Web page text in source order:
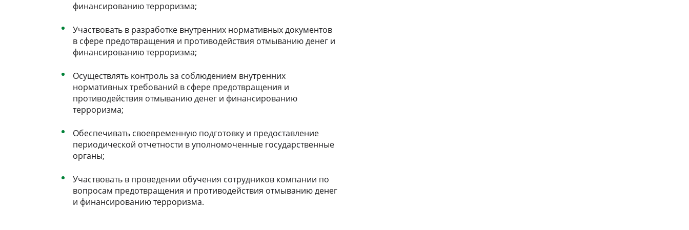
финансированию терроризма;
Участвовать в разработке внутренних нормативных документов
в сфере предотвращения и противодействия отмыванию денег и
финансированию терроризма;
Осуществлять контроль за соблюдением внутренних
нормативных требований в сфере предотвращения и
противодействия отмыванию денег и финансированию
терроризма;
Обеспечивать своевременную подготовку и предоставление
периодической отчетности в уполномоченные государственные
органы;
Участвовать в проведении обучения сотрудников компании по
вопросам предотвращения и противодействия отмыванию денег
и финансированию терроризма.